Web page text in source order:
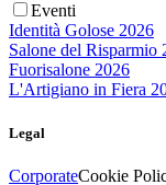
Eventi
Identità Golose 2026
Salone del Risparmio
Fuorisalone 2026
L'Artigiano in Fiera
Legal
CorporateCookie